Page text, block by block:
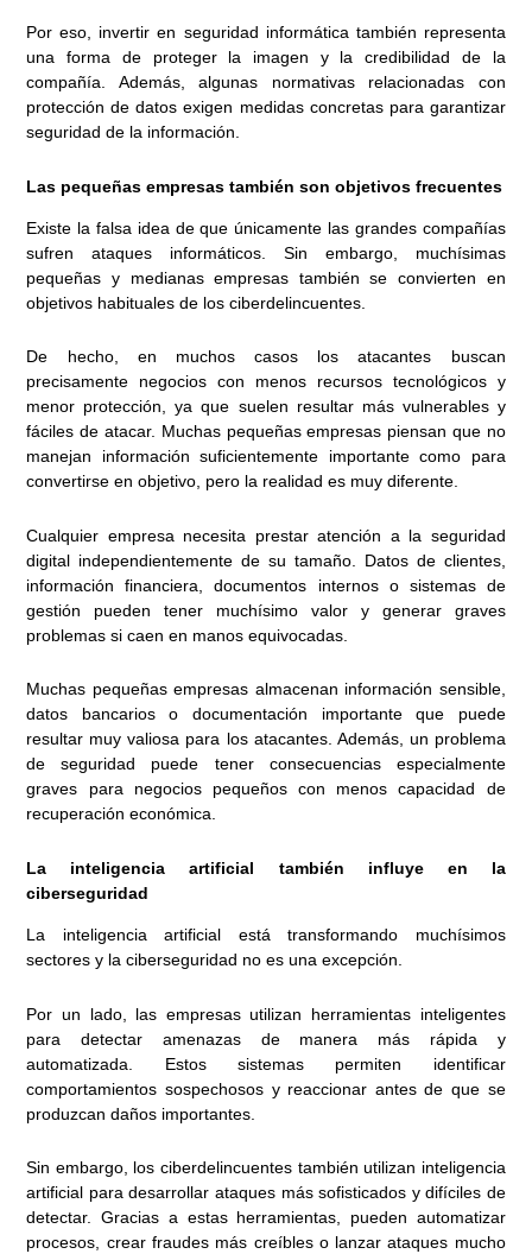
Por eso, invertir en seguridad informática también representa
una forma de proteger la imagen y la credibilidad de la
compañía. Además, algunas normativas relacionadas con
protección de datos exigen medidas concretas para garantizar
seguridad de la información.
Las pequeñas empresas también son objetivos frecuentes
Existe la falsa idea de que únicamente las grandes compañías
sufren ataques informáticos. Sin embargo, muchísimas
pequeñas y medianas empresas también se convierten en
objetivos habituales de los ciberdelincuentes.
De hecho, en muchos casos los atacantes buscan
precisamente negocios con menos recursos tecnológicos y
menor protección, ya que suelen resultar más vulnerables y
fáciles de atacar. Muchas pequeñas empresas piensan que no
manejan información suficientemente importante como para
convertirse en objetivo, pero la realidad es muy diferente.
Cualquier empresa necesita prestar atención a la seguridad
digital independientemente de su tamaño. Datos de clientes,
información financiera, documentos internos o sistemas de
gestión pueden tener muchísimo valor y generar graves
problemas si caen en manos equivocadas.
Muchas pequeñas empresas almacenan información sensible,
datos bancarios o documentación importante que puede
resultar muy valiosa para los atacantes. Además, un problema
de seguridad puede tener consecuencias especialmente
graves para negocios pequeños con menos capacidad de
recuperación económica.
La inteligencia artificial también influye en la
ciberseguridad
La inteligencia artificial está transformando muchísimos
sectores y la ciberseguridad no es una excepción.
Por un lado, las empresas utilizan herramientas inteligentes
para detectar amenazas de manera más rápida y
automatizada. Estos sistemas permiten identificar
comportamientos sospechosos y reaccionar antes de que se
produzcan daños importantes.
Sin embargo, los ciberdelincuentes también utilizan inteligencia
artificial para desarrollar ataques más sofisticados y difíciles de
detectar. Gracias a estas herramientas, pueden automatizar
procesos, crear fraudes más creíbles o lanzar ataques mucho